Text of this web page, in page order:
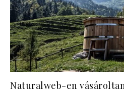
Naturalweb-en